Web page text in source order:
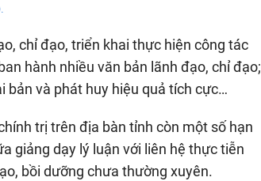
chỉ đạo, triển khai thực hiện công tác
hành nhiều văn bản lãnh đạo, chỉ đạo;
bản và phát huy hiệu quả tích cực…
trị trên địa bàn tỉnh còn một số hạn
giảng dạy lý luận với liên hệ thực tiễn
bồi dưỡng chưa thường xuyên.